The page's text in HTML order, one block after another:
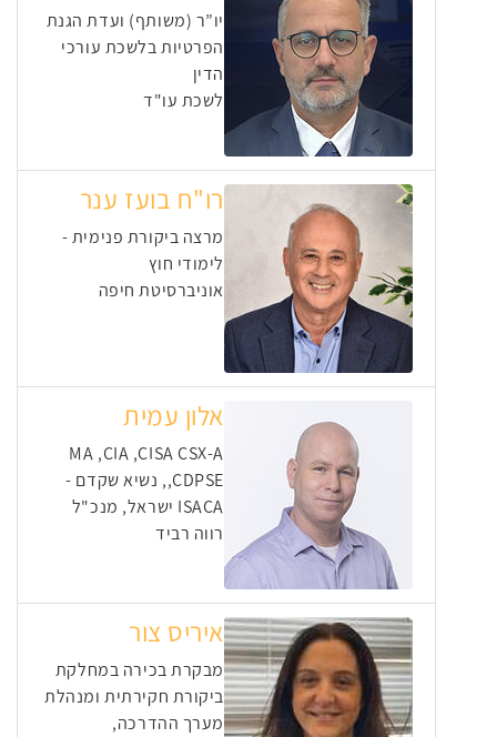
יו”ר (משותף) ועדת הגנת
הפרטיות בלשכת עורכי
הדין
לשכת עו"ד
רו"ח בועז ענר
מרצה ביקורת פנימית -
לימודי חוץ
אוניברסיטת חיפה
אלון עמית
MA ,CIA ,CISA CSX-A
,CDPSE, נשיא שקדם -
ISACA ישראל, מנכ"ל
רווה רביד
איריס צור
מבקרת בכירה במחלקת
ביקורת חקירתית ומנהלת
מערך ההדרכה,